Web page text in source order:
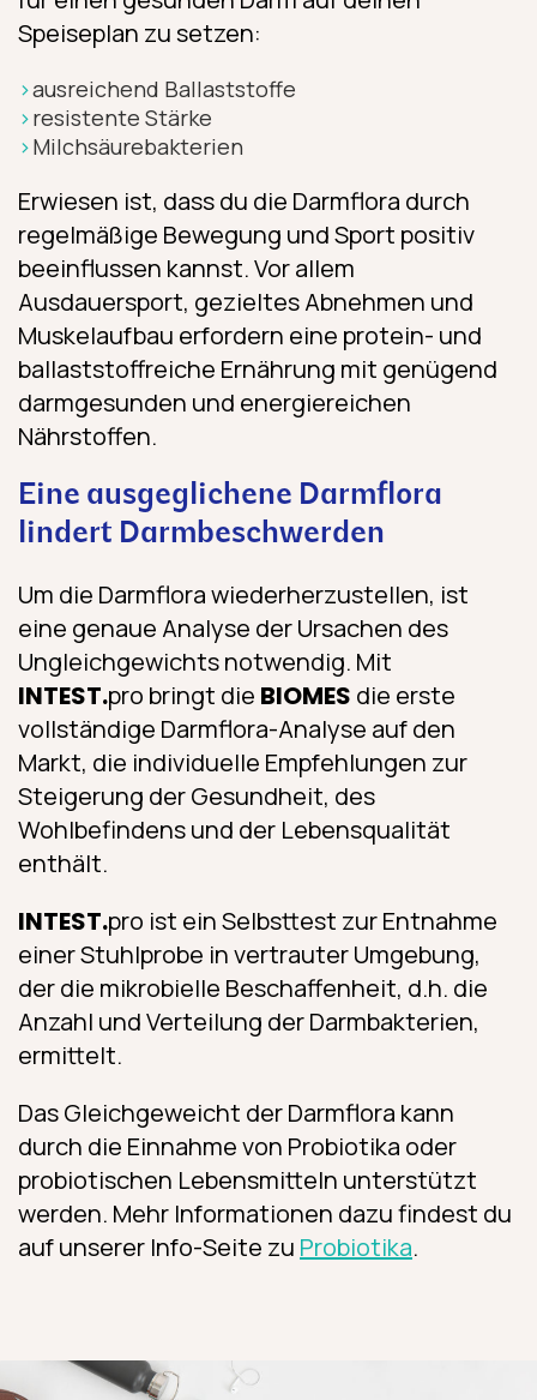
Speiseplan zu setzen:
ausreichend Ballaststoffe
resistente Stärke
Milchsäurebakterien
Erwiesen ist, dass du die Darmflora durch
regelmäßige Bewegung und Sport positiv
beeinflussen kannst. Vor allem
Ausdauersport, gezieltes Abnehmen und
Muskelaufbau erfordern eine protein- und
ballaststoffreiche Ernährung mit genügend
darmgesunden und energiereichen
Nährstoffen.
Eine ausgeglichene Darmflora
lindert Darmbeschwerden
Um die Darmflora wiederherzustellen, ist
eine genaue Analyse der Ursachen des
Ungleichgewichts notwendig. Mit
INTEST.pro bringt die BIOMES die erste
vollständige Darmflora-Analyse auf den
Markt, die individuelle Empfehlungen zur
Steigerung der Gesundheit, des
Wohlbefindens und der Lebensqualität
enthält.
INTEST.pro ist ein Selbsttest zur Entnahme
einer Stuhlprobe in vertrauter Umgebung,
der die mikrobielle Beschaffenheit, d.h. die
Anzahl und Verteilung der Darmbakterien,
ermittelt.
Das Gleichgeweicht der Darmflora kann
durch die Einnahme von Probiotika oder
probiotischen Lebensmitteln unterstützt
werden. Mehr Informationen dazu findest du
auf unserer Info-Seite zu Probiotika.